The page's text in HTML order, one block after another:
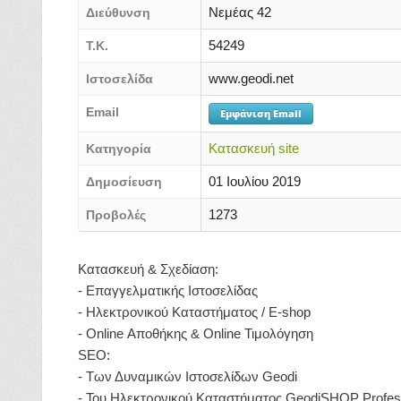
Διεύθυνση Νεμέας 42
Τ.Κ. 54249
Ιστοσελίδα www.geodi.net
Email Εμφάνιση Email
Κατηγορία Κατασκευή site
Δημοσίευση 01 Ιουλίου 2019
Προβολές 1273
Κατασκευή & Σχεδίαση:
- Επαγγελματικής Ιστοσελίδας
- Ηλεκτρονικού Καταστήματος / E-shop
- Online Αποθήκης & Online Τιμολόγηση
SEO:
- Των Δυναμικών Ιστοσελίδων Geodi
- Του Ηλεκτρονικού Καταστήματος GeodiSHOP